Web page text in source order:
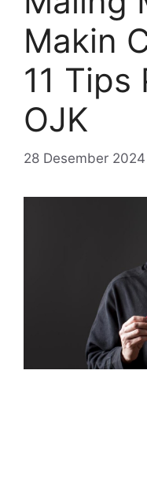
Makin
11 Tips
OJK
28 Desember 2024